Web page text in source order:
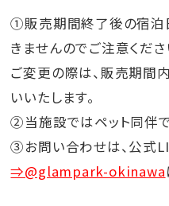
①販売期間終了後の宿泊
きませんのでご注意くださ
ご変更の際は、販売期間
いいたします。
②当施設ではペット同伴
③お問い合わせは、公式
⇒@glampark-okinawa